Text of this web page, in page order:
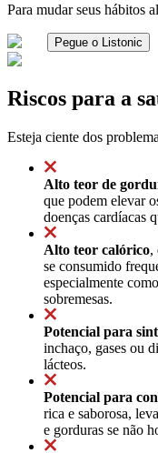
Para mudar seus hábitos
Pegue o Listonic
Riscos para a
Esteja ciente dos
Alto teor de
que podem elevar
doenças cardíacas
Alto teor calórico,
se consumido
especialmente
sobremesas.
Potencial para
inchaço, gases ou
lácteos.
Potencial para
rica e saborosa,
e gorduras se não